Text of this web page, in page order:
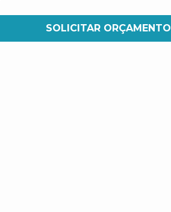
SOLICITAR ORÇAMENTO